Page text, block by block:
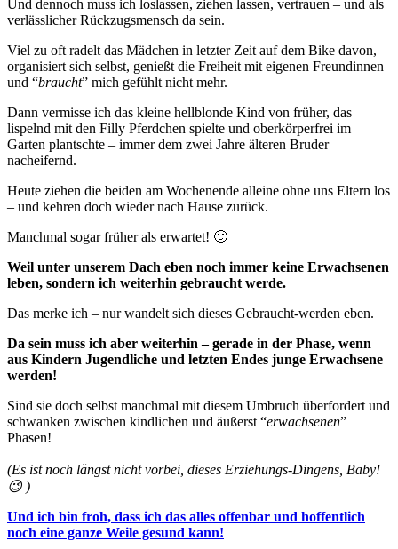
Und dennoch muss ich loslassen, ziehen lassen, vertrauen – und als
verlässlicher Rückzugsmensch da sein.
Viel zu oft radelt das Mädchen in letzter Zeit auf dem Bike davon,
organisiert sich selbst, genießt die Freiheit mit eigenen Freundinnen
und “braucht” mich gefühlt nicht mehr.
Dann vermisse ich das kleine hellblonde Kind von früher, das
lispelnd mit den Filly Pferdchen spielte und oberkörperfrei im
Garten plantschte – immer dem zwei Jahre älteren Bruder
nacheifernd.
Heute ziehen die beiden am Wochenende alleine ohne uns Eltern los
– und kehren doch wieder nach Hause zurück.
Manchmal sogar früher als erwartet! 🙂
Weil unter unserem Dach eben noch immer keine Erwachsenen
leben, sondern ich weiterhin gebraucht werde.
Das merke ich – nur wandelt sich dieses Gebraucht-werden eben.
Da sein muss ich aber weiterhin – gerade in der Phase, wenn
aus Kindern Jugendliche und letzten Endes junge Erwachsene
werden!
Sind sie doch selbst manchmal mit diesem Umbruch überfordert und
schwanken zwischen kindlichen und äußerst “erwachsenen”
Phasen!
(Es ist noch längst nicht vorbei, dieses Erziehungs-Dingens, Baby!
😉 )
Und ich bin froh, dass ich das alles offenbar und hoffentlich
noch eine ganze Weile gesund kann!